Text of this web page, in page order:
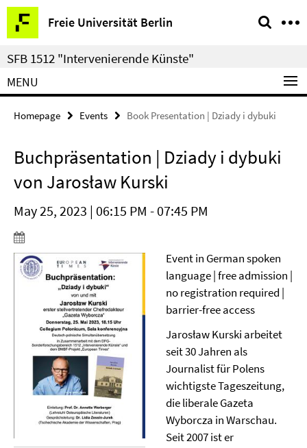
Springe
direkt
zu
Inhalt
Freie Universität Berlin
Service
Navigation
SFB 1512 "Intervenierende Künste"
MENU
Homepage Events Book Presentation | Dziady i dybuki
Buchpräsentation | Dziady i dybuki
von Jarosław Kurski
May 25, 2023 | 06:15 PM - 07:45 PM
Event in German spoken
language | free admission |
no registration required |
barrier-free access
Jarosław Kurski arbeitet
seit 30 Jahren als
Journalist für Polens
wichtigste Tageszeitung,
die liberale Gazeta
Wyborcza in Warschau.
Seit 2007 ist er